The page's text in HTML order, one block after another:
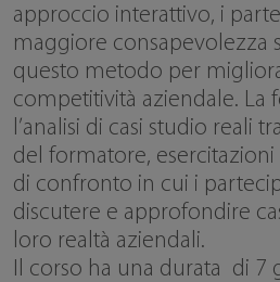
approccio interattivo, i
maggiore consapevolezza
questo metodo per
competitività aziendale. La
l’analisi di casi studio reali
del formatore,
di confronto in cui i
discutere e approfondire
loro realtà aziendali.
Il corso ha una durata di 7